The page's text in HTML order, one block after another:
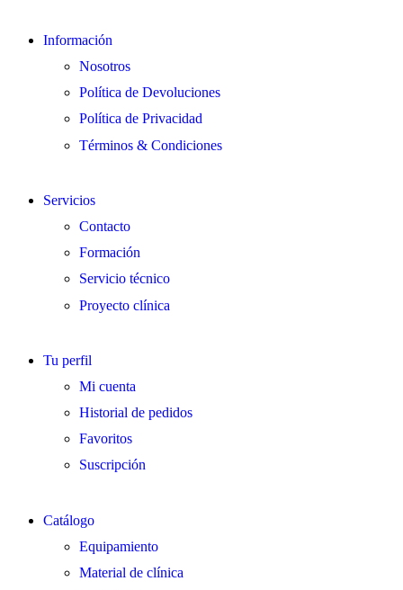
Información
Nosotros
Política de Devoluciones
Política de Privacidad
Términos & Condiciones
Servicios
Contacto
Formación
Servicio técnico
Proyecto clínica
Tu perfil
Mi cuenta
Historial de pedidos
Favoritos
Suscripción
Catálogo
Equipamiento
Material de clínica